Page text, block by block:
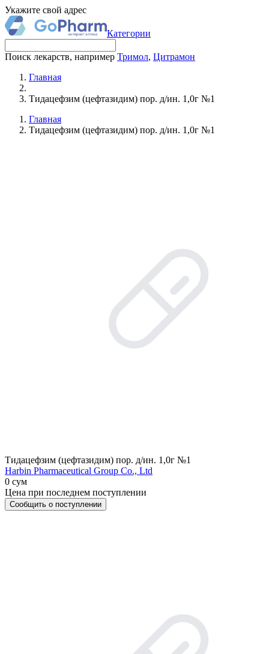
Укажите свой адрес
Категории
Поиск лекарств, например Тримол, Цитрамон
Главная
Тидацефзим (цефтазидим) пор. д/ин. 1,0г №1
Главная
Тидацефзим (цефтазидим) пор. д/ин. 1,0г №1
Тидацефзим (цефтазидим) пор. д/ин. 1,0г №1
Harbin Pharmaceutical Group Co., Ltd
0 сум
Цена при последнем поступлении
Сообщить о поступлении